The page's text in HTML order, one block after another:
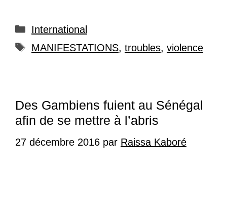
Catégories
International
Étiquettes
MANIFESTATIONS, troubles, violence
Des Gambiens fuient au Sénégal
afin de se mettre à l’abris
27 décembre 2016 par Raissa Kaboré